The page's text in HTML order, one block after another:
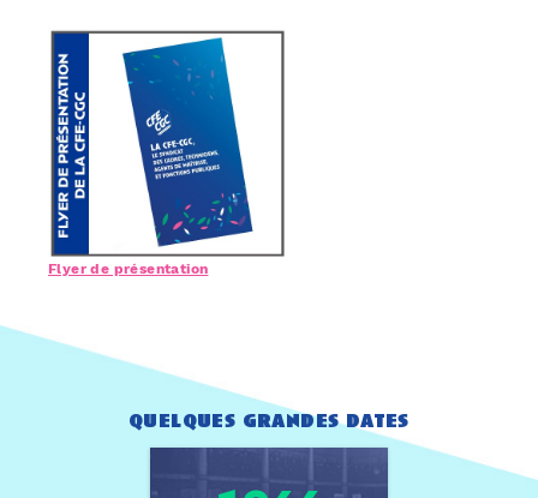
Flyer de présentation
quelques grandes dates